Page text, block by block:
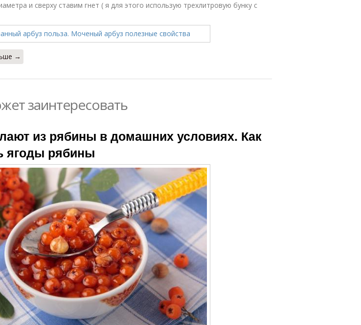
и сверху ставим гнет ( я для этого использую трехлитровую бунку с
→
заинтересовать
из рябины в домашних условиях. Как
ягоды рябины